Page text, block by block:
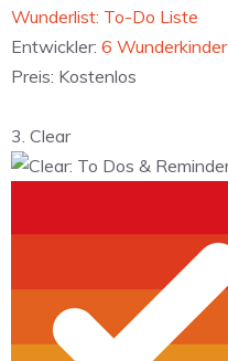
‎Wunderlist: To-Do Liste
Entwickler: 6 Wunderkinder
Preis: Kostenlos
3. Clear